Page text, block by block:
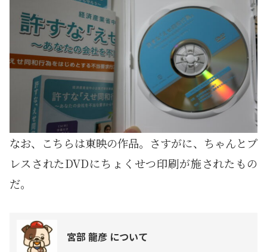
なお、こちらは東映の作品。さすがに、ちゃんとプ
レスされたDVDにちょくせつ印刷が施されたもの
だ。
宮部 龍彦 について